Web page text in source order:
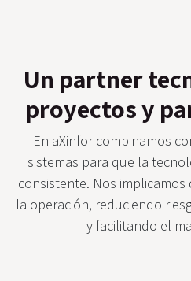
Un partner
proyectos y
En aXinfor combinamos
sistemas para que la
consistente. Nos
la operación, reduciendo
y facilitando el